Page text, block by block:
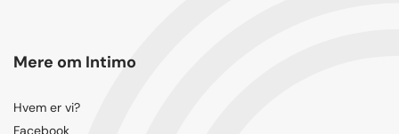
Mere om Intimo
Hvem er vi?
Facebook